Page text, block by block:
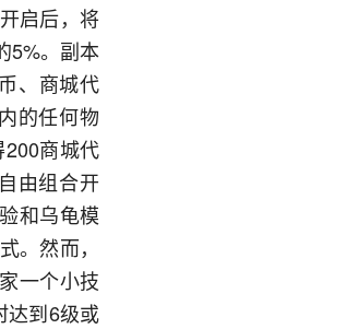
启后，将
5%。副本
、商城代
的任何物
商城代
由组合开
和乌龟模
。然而，
一个小技
达到6级或